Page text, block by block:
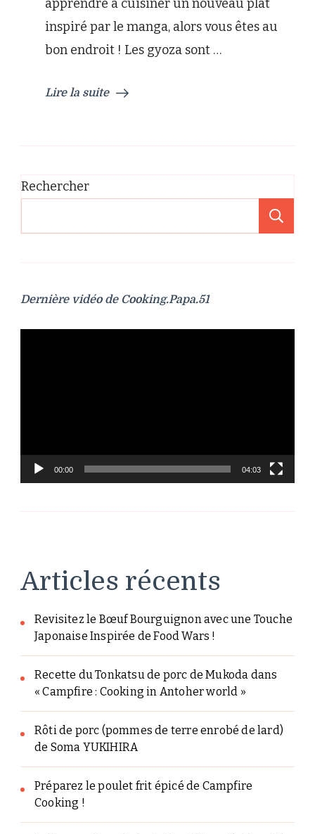
poulet
Son
Goku
apprendre à cuisiner un nouveau plat
inspiré par le manga, alors vous êtes au
bon endroit ! Les gyoza sont …
Lire la suite
Rechercher
Dernière vidéo de Cooking.Papa.51
00:00 04:03
Articles récents
Revisitez le Bœuf Bourguignon avec une Touche
Japonaise Inspirée de Food Wars !
Recette du Tonkatsu de porc de Mukoda dans
« Campfire : Cooking in Antoher world »
Rôti de porc (pommes de terre enrobé de lard)
de Soma YUKIHIRA
Préparez le poulet frit épicé de Campfire
Cooking !